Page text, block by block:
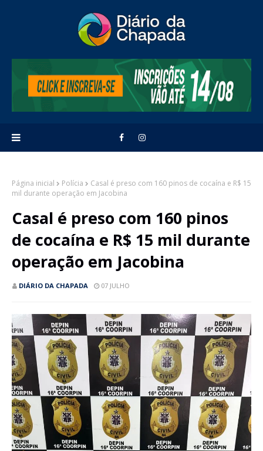
Página inicial Polícia
Casal é preso com 160 pinos de cocaína e R$ 15
mil durante operação em Jacobina
Casal é preso com 160 pinos
de cocaína e R$ 15 mil durante
operação em Jacobina
DIÁRIO DA CHAPADA 07 JULHO